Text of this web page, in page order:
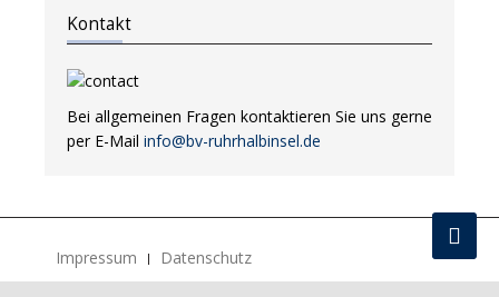
Kontakt
Bei allgemeinen Fragen kontaktieren Sie uns gerne
per E-Mail info@bv-ruhrhalbinsel.de
Impressum Datenschutz